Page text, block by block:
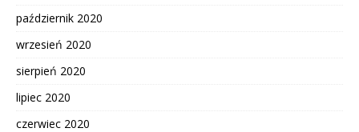
październik 2020
wrzesień 2020
sierpień 2020
lipiec 2020
czerwiec 2020